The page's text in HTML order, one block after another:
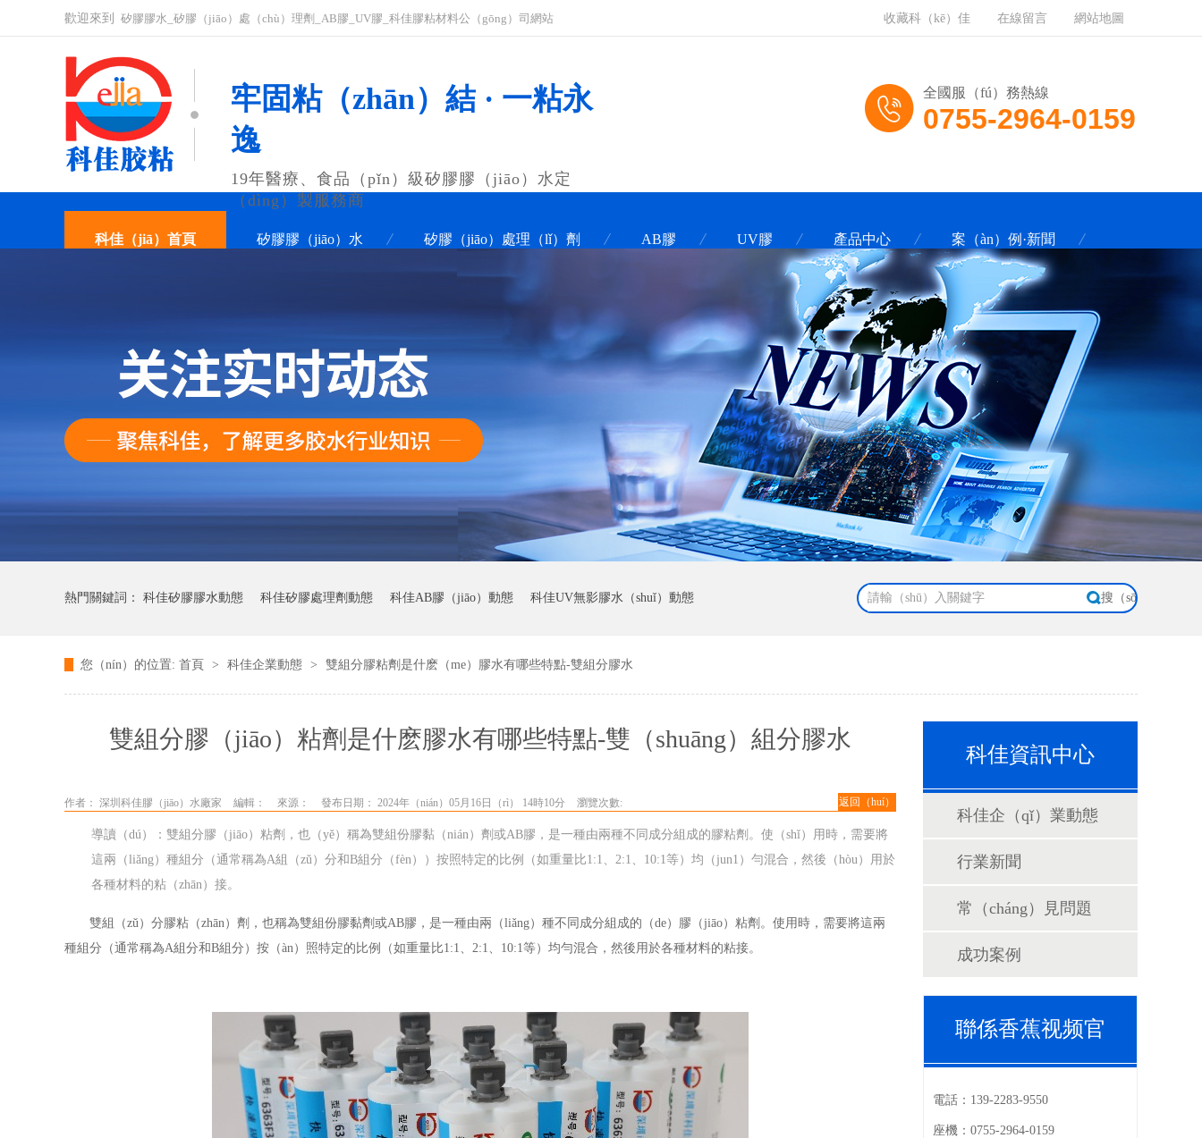
歡迎來到 矽膠膠水_矽膠（jiāo）處（chù）理劑_AB膠_UV膠_科佳膠粘材料公（gōng）司網站 收藏科（kē）佳 在線留言 網站地圖
牢固粘（zhān）結 · 一粘永
逸
19年醫療、食品（pǐn）級矽膠膠（jiāo）水定
（dìng）製服務商
全國服（fú）務熱線
0755-2964-0159
科佳（jiā）首頁 矽膠膠（jiāo）水 矽膠（jiāo）處理（lǐ）劑 AB膠 UV膠 產品中心 案（àn）例·新聞
熱門關鍵詞： 科佳矽膠膠水動態 科佳矽膠處理劑動態 科佳AB膠（jiāo）動態 科佳UV無影膠水（shuǐ）動態
科佳快幹膠動態
您（nín）的位置: 首頁 > 科佳企業動態 > 雙組分膠粘劑是什麽（me）膠水有哪些特點-雙組分膠水
雙組分膠（jiāo）粘劑是什麽膠水有哪些特點-雙（shuāng）組分膠水
返回（huí）
作者： 深圳科佳膠（jiāo）水廠家 編輯： 來源： 發布日期： 2024年（nián）05月16日（rì） 14時10分 瀏覽次數:
導讀（dú）：雙組分膠（jiāo）粘劑，也（yě）稱為雙組份膠黏（nián）劑或AB膠，是一種由兩種不同成分組成的膠粘劑。使（shǐ）用時，需要將
這兩（liǎng）種組分（通常稱為A組（zǔ）分和B組分（fèn））按照特定的比例（如重量比1:1、2:1、10:1等）均（jun1）勻混合，然後（hòu）用於
各種材料的粘（zhān）接。
雙組（zǔ）分膠粘（zhān）劑，也稱為雙組份膠黏劑或AB膠，是一種由兩（liǎng）種不同成分組成的（de）膠（jiāo）粘劑。使用時，需要將這兩
種組分（通常稱為A組分和B組分）按（àn）照特定的比例（如重量比1:1、2:1、10:1等）均勻混合，然後用於各種材料的粘接。
科佳資訊中心
科佳企（qǐ）業動態
行業新聞
常（cháng）見問題
成功案例
聯係香蕉视频官
電話： 139-2283-9550
座機： 0755-2964-0159